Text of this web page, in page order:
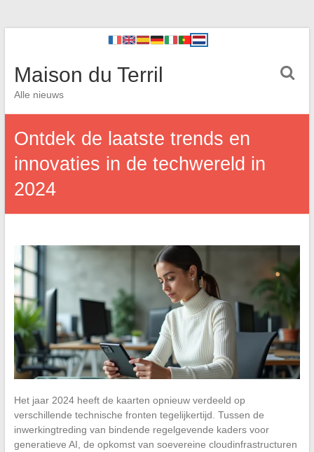
Maison du Terril
Alle nieuws
Ontdek de laatste trends en
innovaties in de techwereld in
2024
Het jaar 2024 heeft de kaarten opnieuw verdeeld op
verschillende technische fronten tegelijkertijd. Tussen de
inwerkingtreding van bindende regelgevende kaders voor
generatieve AI, de opkomst van soevereine cloudinfrastructuren